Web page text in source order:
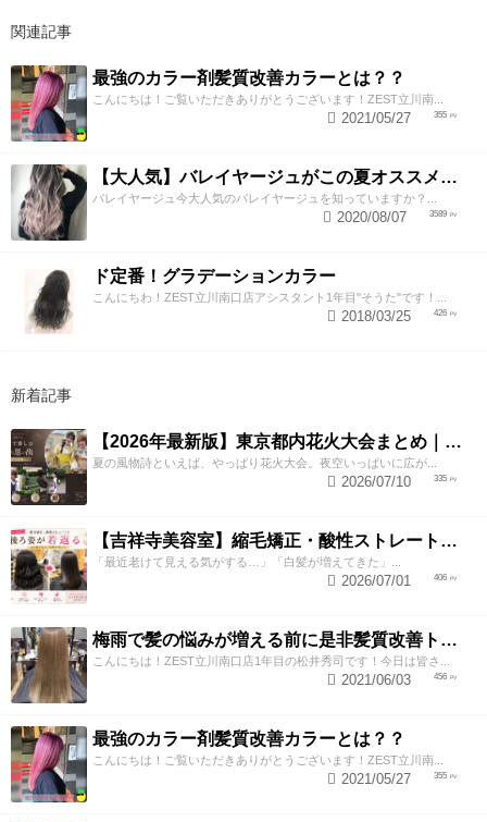
関連記事
最強のカラー剤髪質改善カラーとは？？
こんにちは！ご覧いただきありがとうございます！ZEST立川南...
355
2021/05/27
【大人気】バレイヤージュがこの夏オススメな理由！！
バレイヤージュ今大人気のバレイヤージュを知っていますか？...
3589
2020/08/07
ド定番！グラデーションカラー
こんにちわ！ZEST立川南口店アシスタント1年目"そうた"です！...
426
2018/03/25
新着記事
【2026年最新版】東京都内花火大会まとめ｜浴衣着付け・ヘアセットならZESTへ
夏の風物詩といえば、やっぱり花火大会。夜空いっぱいに広が...
335
2026/07/10
【吉祥寺美容室】縮毛矯正・酸性ストレートで若返り！後ろ姿が変わると見た目年齢も変わる？
「最近老けて見える気がする…」「白髪が増えてきた」...
406
2026/07/01
梅雨で髪の悩みが増える前に是非髪質改善トリートメントしてみませんか！
こんにちは！ZEST立川南口店1年目の松井秀司です！今日は皆さ...
456
2021/06/03
最強のカラー剤髪質改善カラーとは？？
こんにちは！ご覧いただきありがとうございます！ZEST立川南...
355
2021/05/27